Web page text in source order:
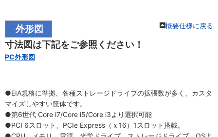
外形図
寸法図は下記をご参照ください！
PC外形図
概要仕様に戻る
●EIA規格に準拠、各種ストレージドライブの拡張数が多く、カスタ
マイズしやすい筐体です。
●第6世代 Core i7/Core i5/Core i3より選択可能
●PCI 6スロット、PCIe Express（ｘ16）1スロット搭載。